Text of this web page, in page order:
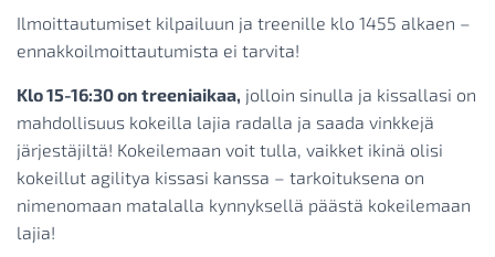
Ilmoittautumiset kilpailuun ja treenille klo 1455 alkaen –
ennakkoilmoittautumista ei tarvita!
Klo 15-16:30 on treeniaikaa, jolloin sinulla ja kissallasi on
mahdollisuus kokeilla lajia radalla ja saada vinkkejä
järjestäjiltä! Kokeilemaan voit tulla, vaikket ikinä olisi
kokeillut agilitya kissasi kanssa – tarkoituksena on
nimenomaan matalalla kynnyksellä päästä kokeilemaan
lajia!